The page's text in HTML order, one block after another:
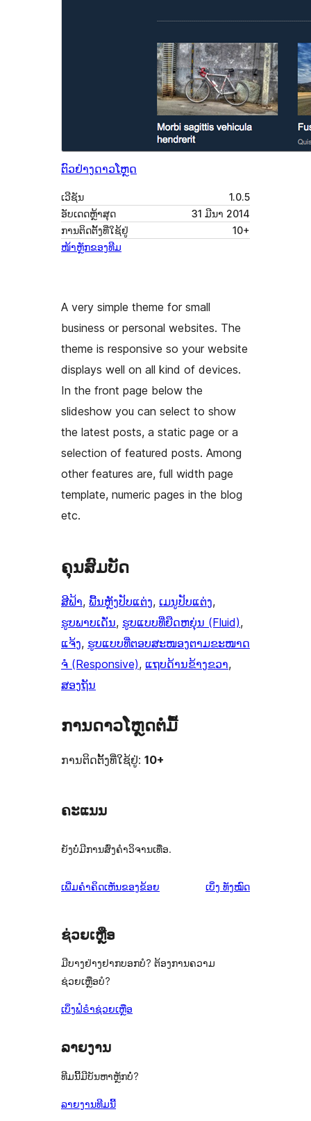
ຕົວຢ່າງດາວໂຫຼດ
ເວີຊັນ
1.0.5
ອັບເດດຫຼ້າສຸດ
31 ມີນາ 2014
ການຕິດຕັ້ງທີ່ໃຊ້ຢູ່
10+
ໜ້າຫຼັກຂອງທີມ
A very simple theme for small
business or personal websites. The
theme is responsive so your website
displays well on all kind of devices.
In the front page below the
slideshow you can select to show
the latest posts, a static page or a
selection of featured posts. Among
other features are, full width page
template, numeric pages in the blog
etc.
ຄຸນສົມບັດ
ສີຟ້າ, ພື້ນຫຼັງປັບແຕ່ງ, ເມນູປັບແຕ່ງ
ຮູບພາບເດັ່ນ, ຮູບແບບທີ່ຍືດຫຍຸ່ນ (Fluid)
ແຈ້ງ, ຮູບແບບທີ່ຕອບສະໜອງຕາມຂະໜາດ
ຈໍ (Responsive), ແຖບດ້ານຂ້າງຂວາ
ສອງຖັນ
ການດາວໂຫຼດຕໍ່ມື້
ການຕິດຕັ້ງທີ່ໃຊ້ຢູ່: 10+
ຄະແນນ
ຍັງບໍ່ມີການສົ່ງຄຳວິຈານເທື່ອ.
ເພີ່ມຄຳຄິດເຫັນຂອງຂ້ອຍ ເບິ່ງ ຄຳ
ທັງໝົດ
ຊ່ວຍເຫຼືອ
ມີບາງຢ່າງຢາກບອກບໍ? ຕ້ອງການຄວາມ
ຊ່ວຍເຫຼືອບໍ?
ເບິ່ງຟໍຣຳຊ່ວຍເຫຼືອ
ລາຍງານ
ທີມນີ້ມີບັນຫາຫຼັກບໍ່?
ລາຍງານທີມນີ້